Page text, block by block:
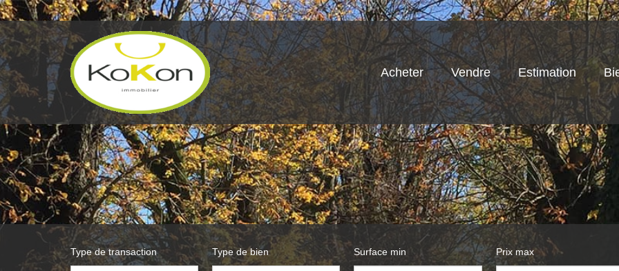
Acheter Vendre Estimation
Type de transaction Type de bien Surface min Prix max